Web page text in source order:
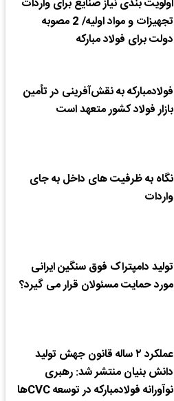
اولویت بندی نیاز صنایع برای واردات
تجهیزات و مواد اولیه/ 2 مصوبه
دولت برای فولاد مبارکه
فولادمبارکه به نقش‌آفرینی در تأمین
بازار فولاد کشور متعهد است
نگاه به ظرفیت های داخل به جای
واردات
تولید دامپتراک فوق سنگین ایرانی
مورد حمایت مسئولان قرار می گیرد؟
عملکرد ۲ ساله قانون جهش تولید
دانش بنیان منتشر شد: رهبری
نوآورانه فولادمبارکه در توسعه CVCها